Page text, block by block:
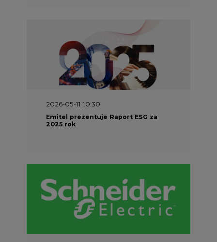
2026-05-11 10:30
Emitel prezentuje Raport ESG za
2025 rok